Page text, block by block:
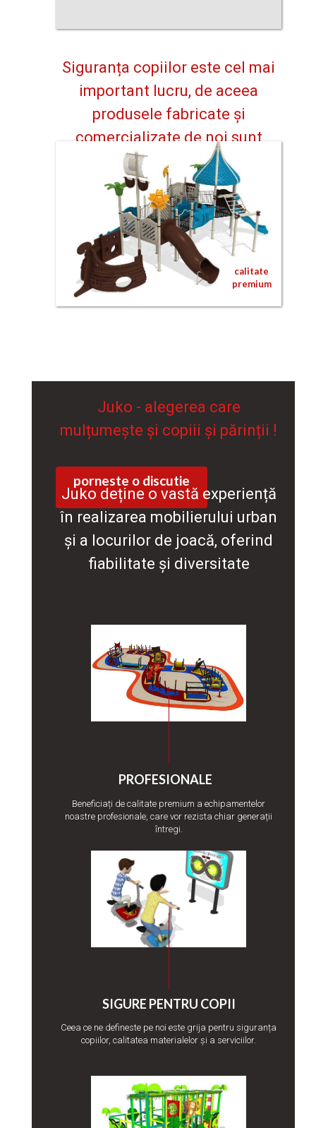
Siguranța copiilor este cel mai
important lucru, de aceea
produsele fabricate și
comercializate de noi sunt
sigure, dar în același timp oferă
distracție maximă!
calitate
premium
porneste o discutie
Juko - alegerea care
mulțumește și copiii și părinții !
Juko deține o vastă experiență
în realizarea mobilierului urban
și a locurilor de joacă, oferind
fiabilitate și diversitate
Ceea ce ne defineste pe noi este grija pentru siguranța
copiilor, calitatea materialelor și a serviciilor.
SIGURE PENTRU COPII
PROFESIONALE
Beneficiați de calitate premium a echipamentelor
noastre profesionale, care vor rezista chiar generații
întregi.